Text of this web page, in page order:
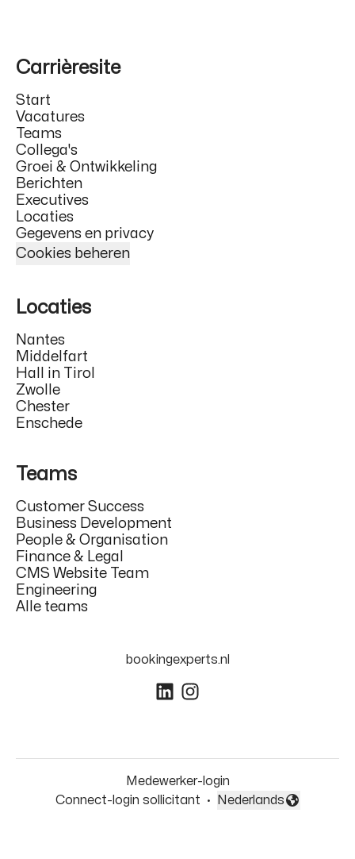
Carrièresite
Start
Vacatures
Teams
Collega's
Groei & Ontwikkeling
Berichten
Executives
Locaties
Gegevens en privacy
Cookies beheren
Locaties
Nantes
Middelfart
Hall in Tirol
Zwolle
Chester
Enschede
Teams
Customer Success
Business Development
People & Organisation
Finance & Legal
CMS Website Team
Engineering
Alle teams
bookingexperts.nl
Medewerker-login
Connect-login sollicitant
·
Taal wijzigen
Nederlands